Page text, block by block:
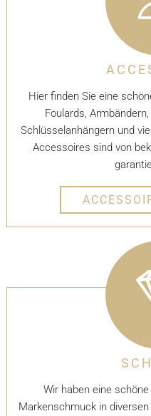
Hier finden Sie eine
Foulards,
Schlüsselanhängern und
Accessoires sind von
Wir haben eine
Markenschmuck in